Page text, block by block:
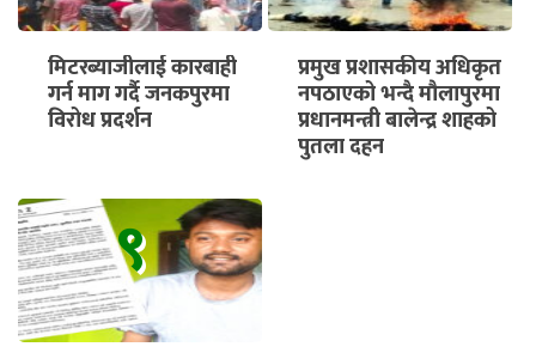
मिटरब्याजीलाई कारबाही
गर्न माग गर्दै जनकपुरमा
विरोध प्रदर्शन
प्रमुख प्रशासकीय अधिकृत
नपठाएको भन्दै मौलापुरमा
प्रधानमन्त्री बालेन्द्र शाहको
पुतला दहन
९